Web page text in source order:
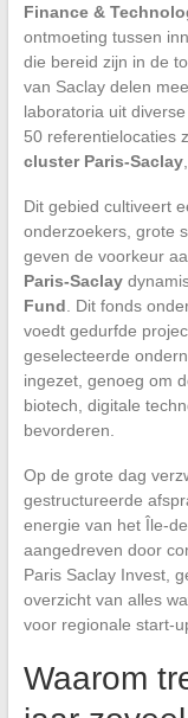
Finance &
ontmoeting tussen
die bereid zijn in de
van Saclay delen
laboratoria uit
50 referentielocaties
cluster Paris-Saclay
Dit gebied cultiveert
onderzoekers, grote
geven de voorkeur
Paris-Saclay
Fund . Dit fonds
voedt gedurfde
geselecteerde
ingezet, genoeg om
biotech, digitale
bevorderen.
Op de grote dag
gestructureerde
energie van het Île-
aangedreven door
Paris Saclay Invest,
overzicht van alles
voor regionale start-
Waarom